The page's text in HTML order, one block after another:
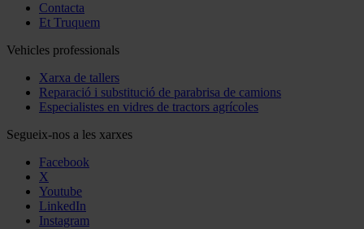
Contacta
Et Truquem
Vehicles professionals
Xarxa de tallers
Reparació i substitució de parabrisa de camions
Especialistes en vidres de tractors agrícoles
Segueix-nos a les xarxes
Facebook
X
Youtube
LinkedIn
Instagram